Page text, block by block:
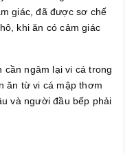
giác, đã được sơ chế
khi ăn có cảm giác
ngâm lại vi cá trong
ăn từ vi cá mập thơm
và người đầu bếp phải